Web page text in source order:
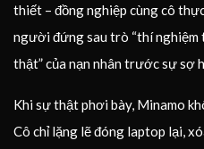
thiết – đồng nghiệp cùng cô
người đứng sau trò “thí nghiệm
thật” của nạn nhân trước sự sợ
Khi sự thật phơi bày, Minamo
Cô chỉ lặng lẽ đóng laptop lại,